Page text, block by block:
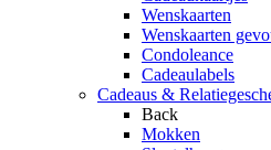
Wenskaarten
Wenskaarten
Condoleance
Cadeaulabels
Cadeaus &
Back
Mokken